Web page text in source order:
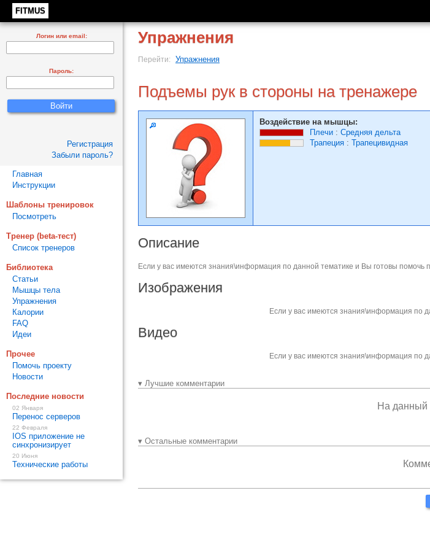
FITMUS
Упражнения
Перейти: Упражнения
Подъемы рук в стороны на тренажере
Воздействие на мышцы:
Плечи : Средняя дельта
Трапеция : Трапецивидная
Описание
Если у вас имеются знания\информация по данной тематике и Вы готовы помочь
Изображения
Если у вас имеются знания\информация по
Видео
Если у вас имеются знания\информация по
▾ Лучшие комментарии
На данный
▾ Остальные комментарии
Логин или email:
Пароль:
Регистрация
Забыли пароль?
Главная
Инструкции
Шаблоны тренировок
Посмотреть
Тренер (beta-тест)
Список тренеров
Библиотека
Статьи
Мышцы тела
Упражнения
Калории
FAQ
Идеи
Прочее
Помочь проекту
Новости
Последние новости
02 Января
Перенос серверов
22 Февраля
IOS приложение не
синхронизирует
20 Июня
Технические работы